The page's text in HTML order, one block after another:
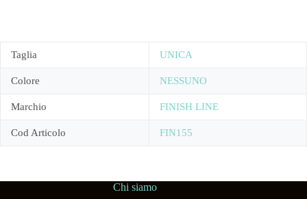
Taglia UNICA
Colore NESSUNO
Marchio FINISH LINE
Cod Articolo FIN155
Chi siamo